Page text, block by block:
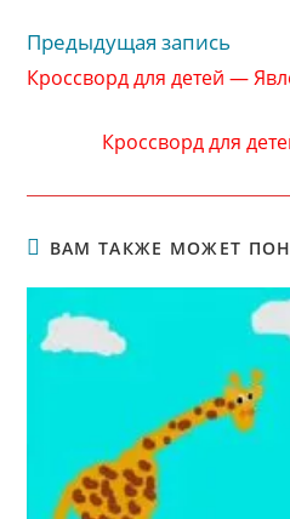
Читать
статьи
Предыдущая запись
Кроссворд для детей —
Кроссворд для
ВАМ ТАКЖЕ МОЖЕТ